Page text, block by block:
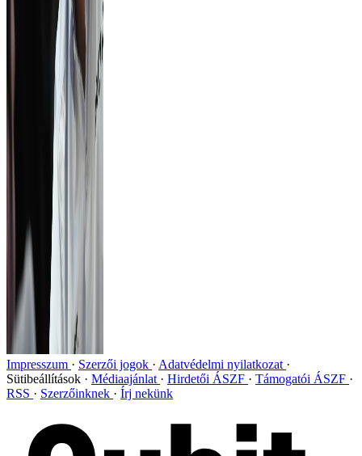
Impresszum Szerzői jogok
Adatvédelmi nyilatkozat
Sütibeállítások
Médiaajánlat Hirdetői ÁSZF
Támogatói ÁSZF
RSS
Szerzőinknek Írj nekünk